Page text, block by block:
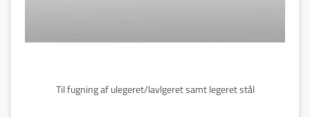
Til fugning af ulegeret/lavlgeret samt legeret stål